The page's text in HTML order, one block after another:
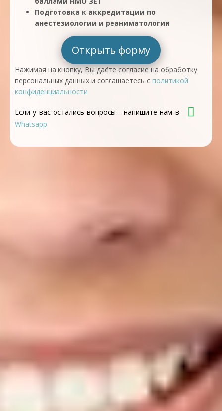
Подготовка к аккредитации по
анестезиологии и реаниматологии
Открыть форму
Нажимая на кнопку, Вы даёте согласие на обработку
персональных данных и соглашаетесь с политикой
конфиденциальности
Если у вас остались вопросы - напишите нам в
Whatsapp